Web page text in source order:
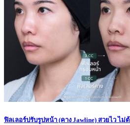
ฟิลเลอร์ปรับรูปหน้า (คาง Jawline) สวยไว ไม่